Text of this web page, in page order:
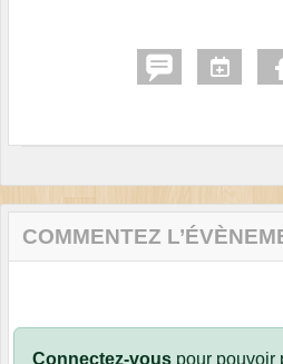
COMMENTEZ
Connectez-vous pour pouvoir